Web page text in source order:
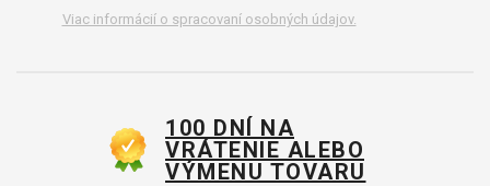
Viac informácií o spracovaní osobných údajov.
100 DNÍ NA
VRÁTENIE ALEBO
VÝMENU TOVARU